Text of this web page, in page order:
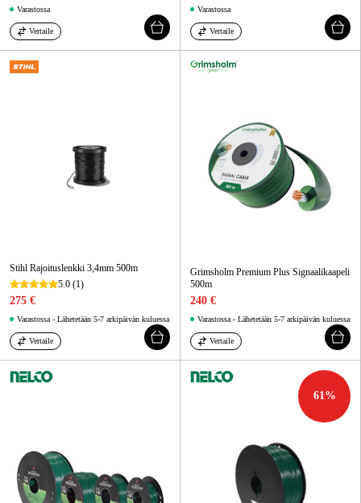
Varastossa
Vertaile
Varastossa
Vertaile
Stihl Rajoituslenkki 3,4mm 500m
5.0 (1)
275 €
Varastossa - Lähetetään 5-7 arkipäivän kuluessa
Vertaile
Grimsholm Premium Plus Signaalikaapeli
500m
240 €
Varastossa - Lähetetään 5-7 arkipäivän kuluessa
Vertaile
61%